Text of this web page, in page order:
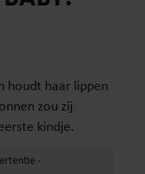
houdt haar lippen
zou zij
kindje.